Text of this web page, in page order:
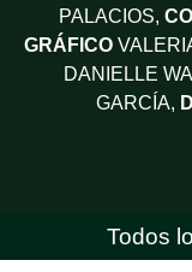
PALACIOS,
GRÁFICO
DANIELLE
GARCÍA,
Todos